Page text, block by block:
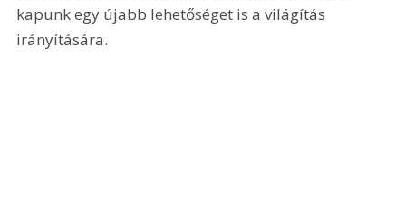
kapunk egy újabb lehetőséget is a világítás
irányítására.